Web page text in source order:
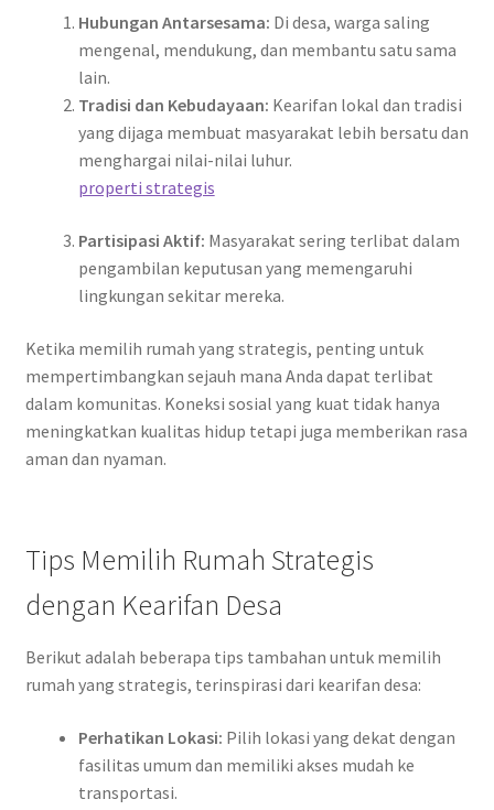
Hubungan Antarsesama: Di desa, warga saling
mengenal, mendukung, dan membantu satu sama
lain.
Tradisi dan Kebudayaan: Kearifan lokal dan tradisi
yang dijaga membuat masyarakat lebih bersatu dan
menghargai nilai-nilai luhur.
properti strategis
Partisipasi Aktif: Masyarakat sering terlibat dalam
pengambilan keputusan yang memengaruhi
lingkungan sekitar mereka.
Ketika memilih rumah yang strategis, penting untuk
mempertimbangkan sejauh mana Anda dapat terlibat
dalam komunitas. Koneksi sosial yang kuat tidak hanya
meningkatkan kualitas hidup tetapi juga memberikan rasa
aman dan nyaman.
Tips Memilih Rumah Strategis
dengan Kearifan Desa
Berikut adalah beberapa tips tambahan untuk memilih
rumah yang strategis, terinspirasi dari kearifan desa:
Perhatikan Lokasi: Pilih lokasi yang dekat dengan
fasilitas umum dan memiliki akses mudah ke
transportasi.